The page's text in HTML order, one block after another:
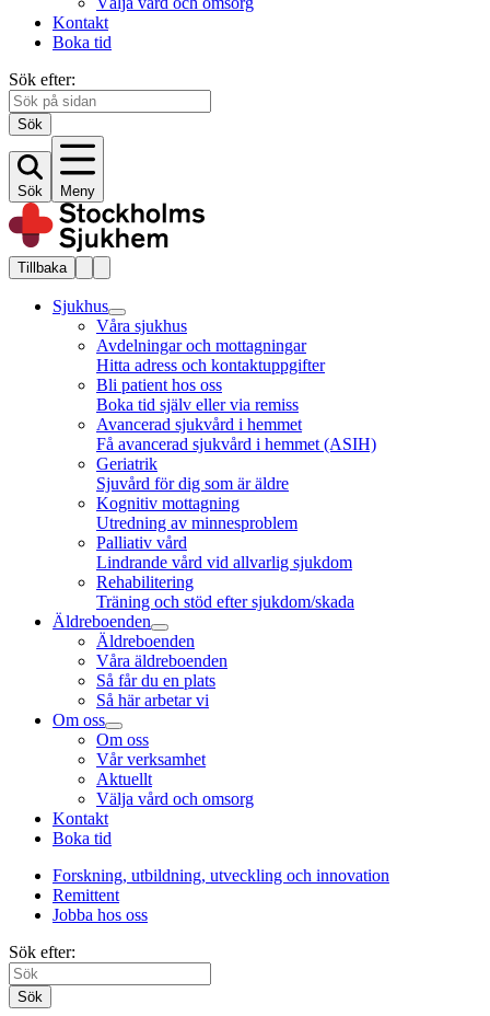
Kontakt
Boka tid
Sök efter:
Sök
Sök Meny
Tillbaka
Sjukhus
Våra sjukhus
Avdelningar och mottagningar
Hitta adress och kontaktuppgifter
Bli patient hos oss
Boka tid själv eller via remiss
Avancerad sjukvård i hemmet
Få avancerad sjukvård i hemmet (ASIH)
Geriatrik
Sjuvård för dig som är äldre
Kognitiv mottagning
Utredning av minnesproblem
Palliativ vård
Lindrande vård vid allvarlig sjukdom
Rehabilitering
Träning och stöd efter sjukdom/skada
Äldreboenden
Äldreboenden
Våra äldreboenden
Så får du en plats
Så här arbetar vi
Om oss
Om oss
Vår verksamhet
Aktuellt
Välja vård och omsorg
Kontakt
Boka tid
Forskning, utbildning, utveckling och innovation
Remittent
Jobba hos oss
Sök efter:
Sök